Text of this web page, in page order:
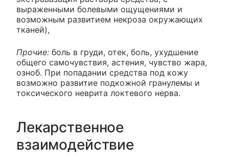
выраженными болевыми ощущениями и
возможным развитием некроза окружающих
тканей),
Прочие: боль в груди, отек, боль, ухудшение
общего самочувствия, астения, чувство жара,
озноб. При попадании средства под кожу
возможно развитие подкожной гранулемы и
токсического неврита локтевого нерва.
Лекарственное
взаимодействие